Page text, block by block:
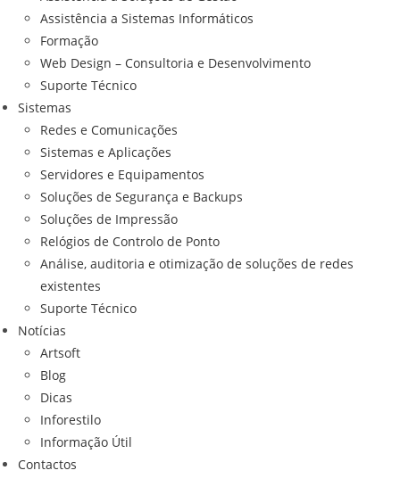
Assistência a Sistemas Informáticos
Formação
Web Design – Consultoria e Desenvolvimento
Suporte Técnico
Sistemas
Redes e Comunicações
Sistemas e Aplicações
Servidores e Equipamentos
Soluções de Segurança e Backups
Soluções de Impressão
Relógios de Controlo de Ponto
Análise, auditoria e otimização de soluções de redes
existentes
Suporte Técnico
Notícias
Artsoft
Blog
Dicas
Inforestilo
Informação Útil
Contactos